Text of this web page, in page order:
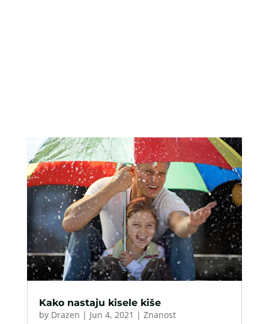
Kako nastaju kisele kiše
by Drazen | Jun 4, 2021 | Znanost